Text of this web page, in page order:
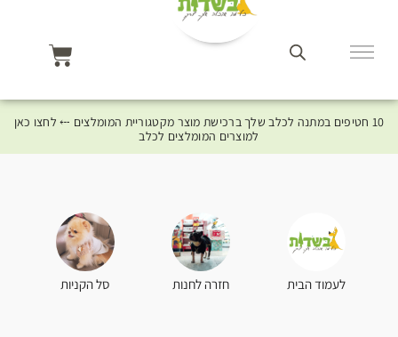
10 חטיפים במתנה לכלב שלך ברכישת מוצר מקטגוריית המומלצים ⤎ לחצו כאן
למוצרים המומלצים לכלב
לעמוד הבית חזרה לחנות סל הקניות